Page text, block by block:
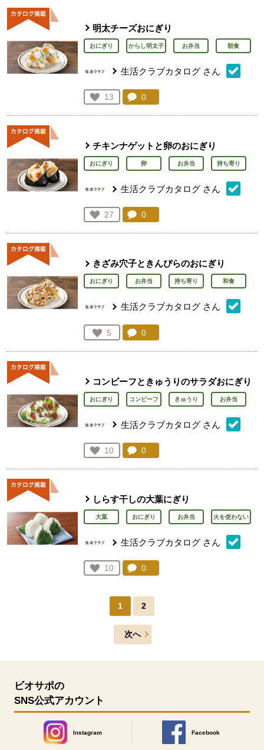
明太チーズおにぎり
おにぎり からし明太子 お弁当 朝食
生活クラブカタログ さん
お気に入り登録：
13
人が登録
コメント：
0
チキンナゲットと卵のおにぎり
おにぎり 卵 お弁当 持ち寄り
生活クラブカタログ さん
お気に入り登録：
27
人が登録
コメント：
0
きざみ穴子ときんぴらのおにぎり
おにぎり お弁当 持ち寄り 和食
生活クラブカタログ さん
お気に入り登録：
5
人が登録
コメント：
0
コンビーフときゅうりのサラダおにぎり
おにぎり コンビーフ きゅうり お弁当
生活クラブカタログ さん
お気に入り登録：
10
人が登録
コメント：
0
しらす干しの大葉にぎり
大葉 おにぎり お弁当 火を使わない
生活クラブカタログ さん
お気に入り登録：
10
人が登録
コメント：
0
1 2
次へ
ビオサポの
SNS公式アカウント
Instagram
別のウィンドウで開きます。
Facebook
別のウィンドウで開きます